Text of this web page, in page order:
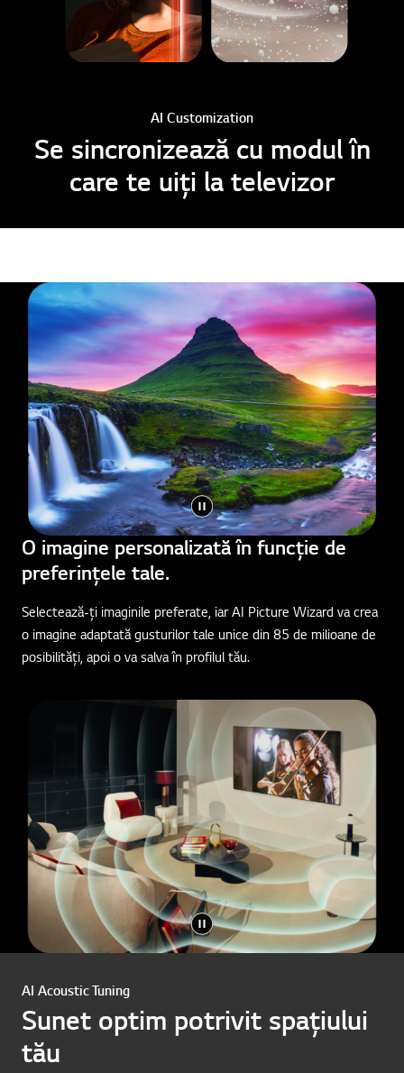
AI Customization
Se sincronizează cu modul în
care te uiți la televizor
O imagine personalizată în funcție de
preferințele tale.
Selectează-ți imaginile preferate, iar AI Picture Wizard va crea
o imagine adaptată gusturilor tale unice din 85 de milioane de
posibilități, apoi o va salva în profilul tău.
AI Acoustic Tuning
Sunet optim potrivit spațiului
tău